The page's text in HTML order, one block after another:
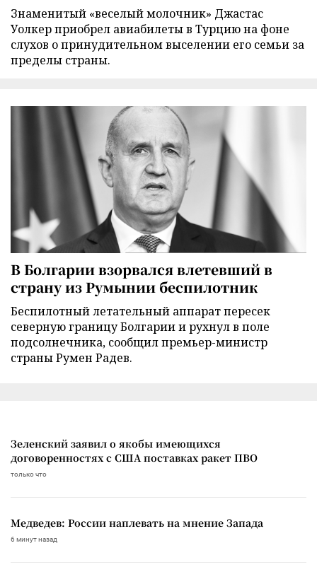
Знаменитый «веселый молочник» Джастас
Уолкер приобрел авиабилеты в Турцию на фоне
слухов о принудительном выселении его семьи за
пределы страны.
В Болгарии взорвался влетевший в
страну из Румынии беспилотник
Беспилотный летательный аппарат пересек
северную границу Болгарии и рухнул в поле
подсолнечника, сообщил премьер-министр
страны Румен Радев.
Зеленский заявил о якобы имеющихся
договоренностях с США поставках ракет ПВО
только что
Медведев: России наплевать на мнение Запада
6 минут назад